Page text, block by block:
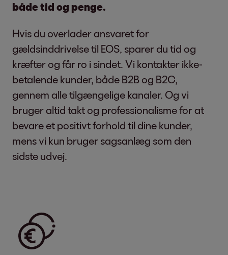
både tid og penge.
Hvis du overlader ansvaret for
gældsinddrivelse til EOS, sparer du tid og
kræfter og får ro i sindet. Vi kontakter ikke-
betalende kunder, både B2B og B2C,
gennem alle tilgængelige kanaler. Og vi
bruger altid takt og professionalisme for at
bevare et positivt forhold til dine kunder,
mens vi kun bruger sagsanlæg som den
sidste udvej.